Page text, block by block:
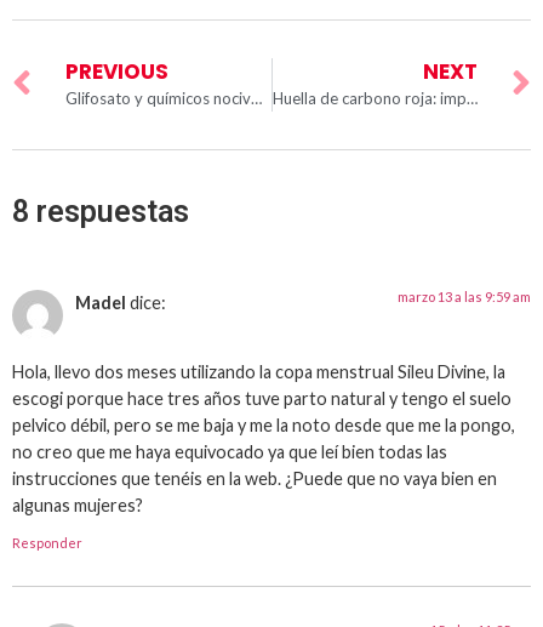
PREVIOUS
Glifosato y químicos nocivos en los tampones y compresas
NEXT
Huella de carbono roja: impacto del uso de compresas y tampones
8 respuestas
Madel dice: marzo 13 a las 9:59 am
Hola, llevo dos meses utilizando la copa menstrual Sileu Divine, la
escogi porque hace tres años tuve parto natural y tengo el suelo
pelvico débil, pero se me baja y me la noto desde que me la pongo,
no creo que me haya equivocado ya que leí bien todas las
instrucciones que tenéis en la web. ¿Puede que no vaya bien en
algunas mujeres?
Responder